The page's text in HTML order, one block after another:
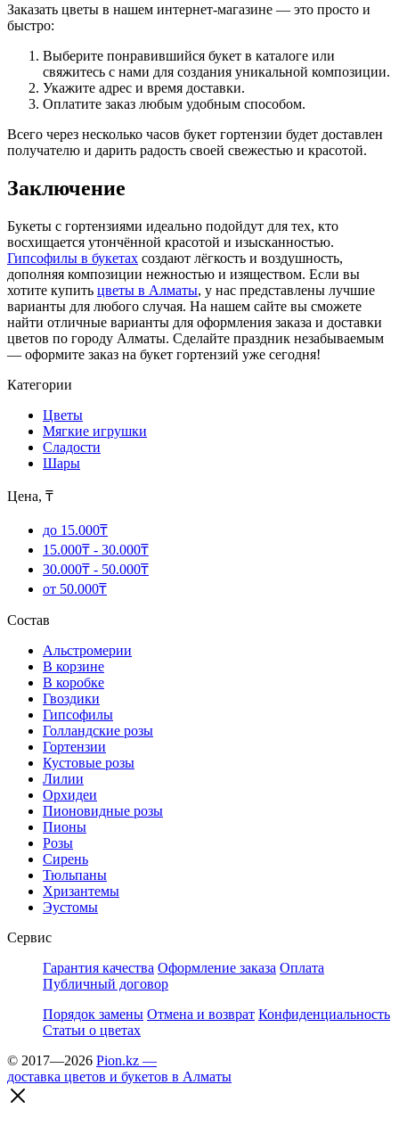
Заказать цветы в нашем интернет-магазине — это просто и
быстро:
Выберите понравившийся букет в каталоге или
свяжитесь с нами для создания уникальной композиции.
Укажите адрес и время доставки.
Оплатите заказ любым удобным способом.
Всего через несколько часов букет гортензии будет доставлен
получателю и дарить радость своей свежестью и красотой.
Заключение
Букеты с гортензиями идеально подойдут для тех, кто
восхищается утончённой красотой и изысканностью.
Гипсофилы в букетах создают лёгкость и воздушность,
дополняя композиции нежностью и изяществом. Если вы
хотите купить цветы в Алматы, у нас представлены лучшие
варианты для любого случая. На нашем сайте вы сможете
найти отличные варианты для оформления заказа и доставки
цветов по городу Алматы. Сделайте праздник незабываемым
— оформите заказ на букет гортензий уже сегодня!
Категории
Цветы
Мягкие игрушки
Сладости
Шары
Цена, ₸
до 15.000₸
15.000₸ - 30.000₸
30.000₸ - 50.000₸
от 50.000₸
Состав
Альстромерии
В корзине
В коробке
Гвоздики
Гипсофилы
Голландские розы
Гортензии
Кустовые розы
Лилии
Орхидеи
Пионовидные розы
Пионы
Розы
Сирень
Тюльпаны
Хризантемы
Эустомы
Сервис
Гарантия качества Оформление заказа Оплата
Публичный договор
Порядок замены Отмена и возврат Конфиденциальность
Статьи о цветах
© 2017—2026 Pion.kz —
доставка цветов и букетов в Алматы